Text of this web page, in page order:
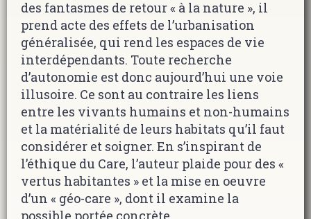
des fantasmes de retour « à la nature », il
prend acte des effets de l’urbanisation
généralisée, qui rend les espaces de vie
interdépendants. Toute recherche
d’autonomie est donc aujourd’hui une voie
illusoire. Ce sont au contraire les liens
entre les vivants humains et non-humains
et la matérialité de leurs habitats qu’il faut
considérer et soigner. En s’inspirant de
l’éthique du Care, l’auteur plaide pour des «
vertus habitantes » et la mise en oeuvre
d’un « géo-care », dont il examine la
possible portée concrète.